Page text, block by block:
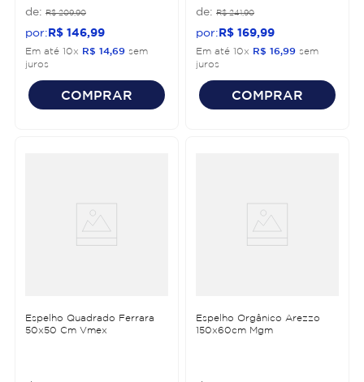
R$ 209,90
R$ 146 99
Em até 10x R$ 14 69 sem
juros
COMPRAR
R$ 241,90
R$ 169 99
Em até 10x R$ 16 99 sem
juros
COMPRAR
Espelho Quadrado Ferrara
50x50 Cm Vmex
Espelho Orgânico Arezzo
150x60cm Mgm